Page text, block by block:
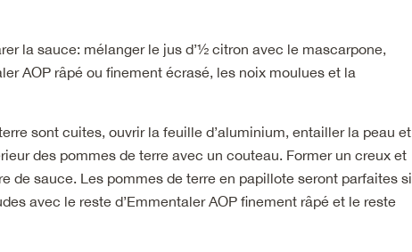
la sauce: mélanger le jus d’½ citron avec le mascarpone,
AOP râpé ou finement écrasé, les noix moulues et la
sont cuites, ouvrir la feuille d’aluminium, entailler la peau et
des pommes de terre avec un couteau. Former un creux et
de sauce. Les pommes de terre en papillote seront parfaites si
avec le reste d’Emmentaler AOP finement râpé et le reste